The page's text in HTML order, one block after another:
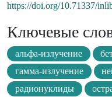
https://doi.org/10.71337/
Ключевые
альфа-излучение
гамма-излучение
радионуклиды